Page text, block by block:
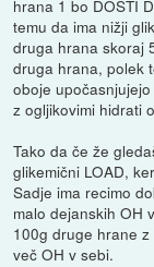
hrana 1 bo DOSTI
temu da ima nižji
druga hrana skoraj
druga hrana, polek
oboje
z ogljikovimi hidrati
Tako da če že
glikemični LOAD,
Sadje ima recimo
malo dejanskih OH
100g druge hrane
več OH v sebi.